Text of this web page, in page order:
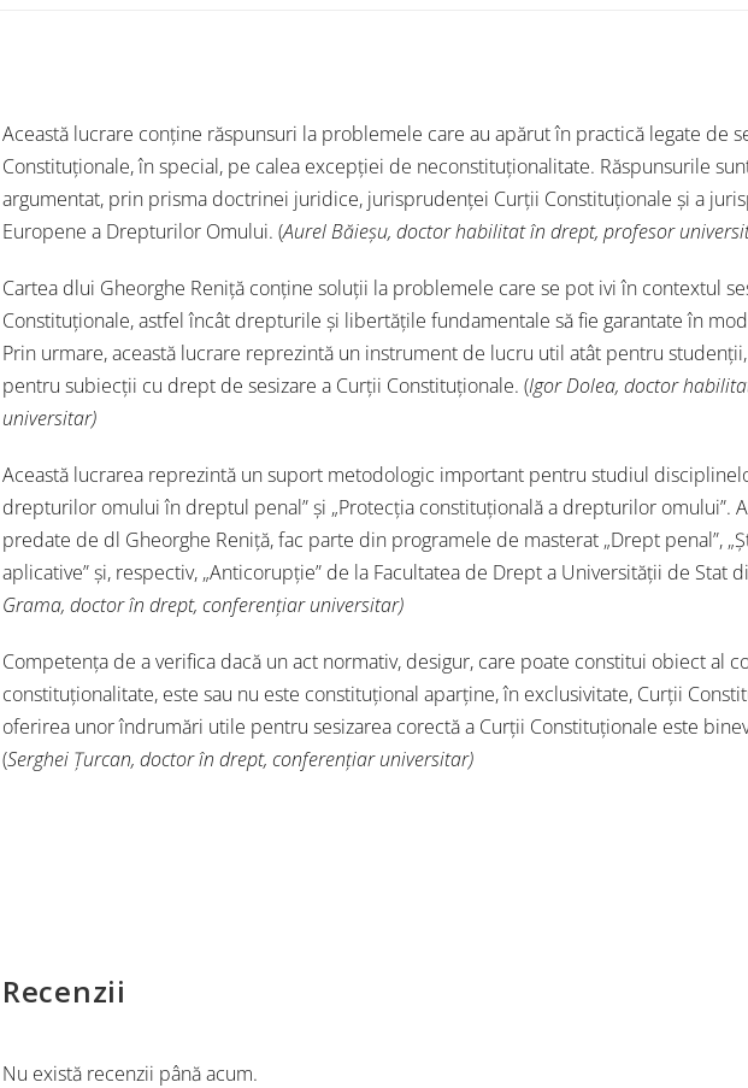
Această lucrare conține răspunsuri la problemele care au apărut în practică legate de
Constituționale, în special, pe calea excepției de neconstituționalitate. Răspunsurile
argumentat, prin prisma doctrinei juridice, jurisprudenței Curții Constituționale și a
Europene a Drepturilor Omului. (Aurel Băieșu, doctor habilitat în drept, profesor
Cartea dlui Gheorghe Reniță conține soluții la problemele care se pot ivi în contextul
Constituționale, astfel încât drepturile și libertățile fundamentale să fie garantate în
Prin urmare, această lucrare reprezintă un instrument de lucru util atât pentru
pentru subiecții cu drept de sesizare a Curții Constituționale. (Igor Dolea, doctor
universitar)
Această lucrarea reprezintă un suport metodologic important pentru studiul
drepturilor omului în dreptul penal” și „Protecția constituțională a drepturilor omului”.
predate de dl Gheorghe Reniță, fac parte din programele de masterat „Drept penal”,
aplicative” și, respectiv, „Anticorupție” de la Facultatea de Drept a Universității de Stat
Grama, doctor în drept, conferențiar universitar)
Competența de a verifica dacă un act normativ, desigur, care poate constitui obiect al
constituționalitate, este sau nu este constituțional aparține, în exclusivitate, Curții
oferirea unor îndrumări utile pentru sesizarea corectă a Curții Constituționale este
(Serghei Țurcan, doctor în drept, conferențiar universitar)
Recenzii
Nu există recenzii până acum.